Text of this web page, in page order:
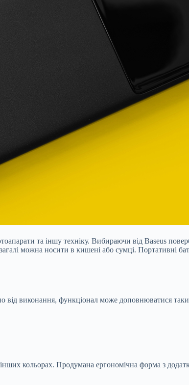
та іншу техніку. Вибираючи від Baseus
можна носити в кишені або сумці. Портативні
виконання, функціонал може доповнюватися
кольорах. Продумана ергономічна форма з